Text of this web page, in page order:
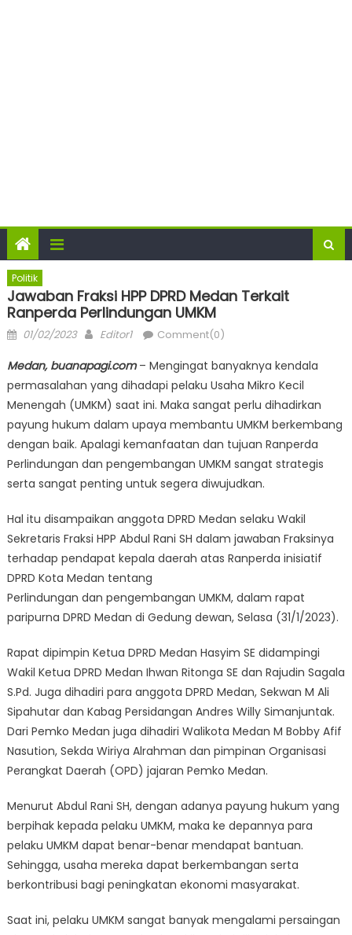
Politik
Jawaban Fraksi HPP DPRD Medan Terkait
Ranperda Perlindungan UMKM
Posted
01/02/2023 Author
Editor1 Comment(0)
Medan, buanapagi.com– Mengingat banyaknya kendala
permasalahan yang dihadapi pelaku Usaha Mikro Kecil
Menengah (UMKM) saat ini. Maka sangat perlu dihadirkan
payung hukum dalam upaya membantu UMKM berkembang
dengan baik. Apalagi kemanfaatan dan tujuan Ranperda
Perlindungan dan pengembangan UMKM sangat strategis
serta sangat penting untuk segera diwujudkan.
Hal itu disampaikan anggota DPRD Medan selaku Wakil
Sekretaris Fraksi HPP Abdul Rani SH dalam jawaban Fraksinya
terhadap pendapat kepala daerah atas Ranperda inisiatif
DPRD Kota Medan tentang
Perlindungan dan pengembangan UMKM, dalam rapat
paripurna DPRD Medan di Gedung dewan, Selasa (31/1/2023).
Rapat dipimpin Ketua DPRD Medan Hasyim SE didampingi
Wakil Ketua DPRD Medan Ihwan Ritonga SE dan Rajudin Sagala
S.Pd. Juga dihadiri para anggota DPRD Medan, Sekwan M Ali
Sipahutar dan Kabag Persidangan Andres Willy Simanjuntak.
Dari Pemko Medan juga dihadiri Walikota Medan M Bobby Afif
Nasution, Sekda Wiriya Alrahman dan pimpinan Organisasi
Perangkat Daerah (OPD) jajaran Pemko Medan.
Menurut Abdul Rani SH, dengan adanya payung hukum yang
berpihak kepada pelaku UMKM, maka ke depannya para
pelaku UMKM dapat benar-benar mendapat bantuan.
Sehingga, usaha mereka dapat berkembangan serta
berkontribusi bagi peningkatan ekonomi masyarakat.
Saat ini, pelaku UMKM sangat banyak mengalami persaingan